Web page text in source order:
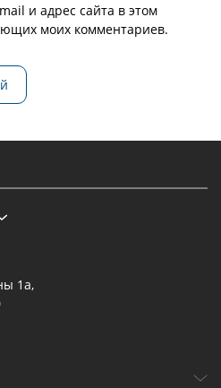
и адрес сайта в этом
моих комментариев.
1а,